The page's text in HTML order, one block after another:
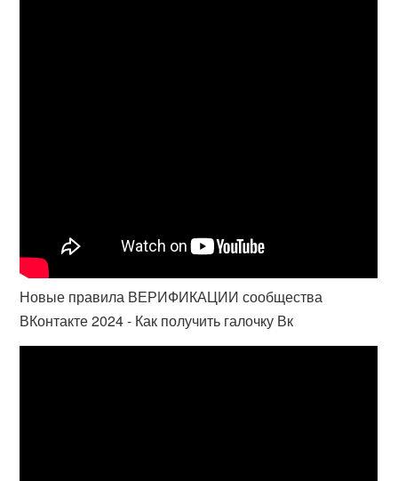
Новые правила ВЕРИФИКАЦИИ сообщества
ВКонтакте 2024 - Как получить галочку Вк